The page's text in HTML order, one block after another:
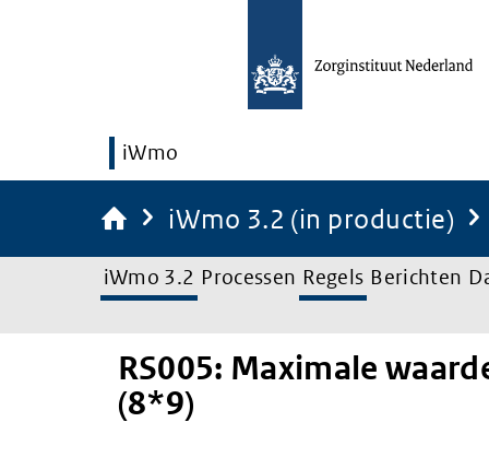
iWmo
iWmo 3.2 (in productie)
iWmo 3.2 Processen Regels Berichten
RS005: Maximale
(8*9)